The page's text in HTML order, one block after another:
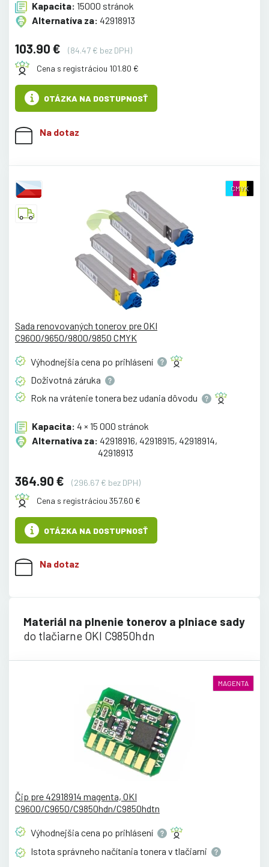
Kapacita: 15000 stránok
Alternatíva za: 42918913
103.90 €
(84.47 € bez DPH)
Cena s registráciou 101.80 €
OTÁZKA NA DOSTUPNOSŤ
Na dotaz
CMYK
Sada renovovaných tonerov pre OKI
C9600/9650/9800/9850 CMYK
Výhodnejšia cena po prihlásení
Doživotná záruka
Rok na vrátenie tonera bez udania dôvodu
Kapacita: 4 × 15 000 stránok
Alternatíva za: 42918916, 42918915, 42918914,
42918913
364.90 €
(296.67 € bez DPH)
Cena s registráciou 357.60 €
OTÁZKA NA DOSTUPNOSŤ
Na dotaz
Materiál na plnenie tonerov a plniace sady
do tlačiarne OKI C9850hdn
MAGENTA
Čip pre 42918914 magenta, OKI
C9600/C9650/C9850hdn/C9850hdtn
Výhodnejšia cena po prihlásení
Istota správneho načítania tonera v tlačiarni